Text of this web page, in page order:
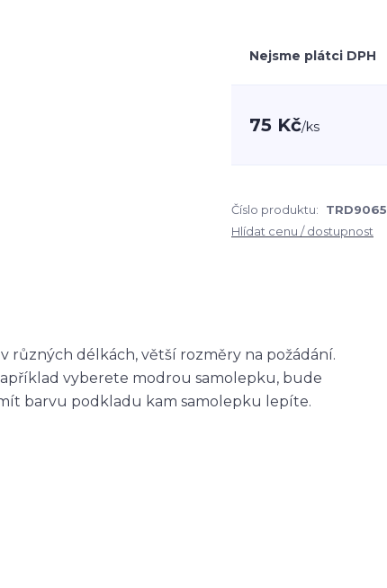
Nejsme plátci DPH
75 Kč/ks
Číslo produktu: TRD9065
Hlídat cenu / dostupnost
různých délkách, větší rozměry na požádání.
vyberete modrou samolepku, bude
barvu podkladu kam samolepku lepíte.